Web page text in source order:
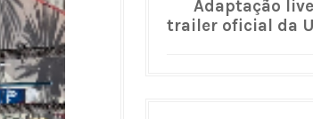
Adaptação
trailer oficial da